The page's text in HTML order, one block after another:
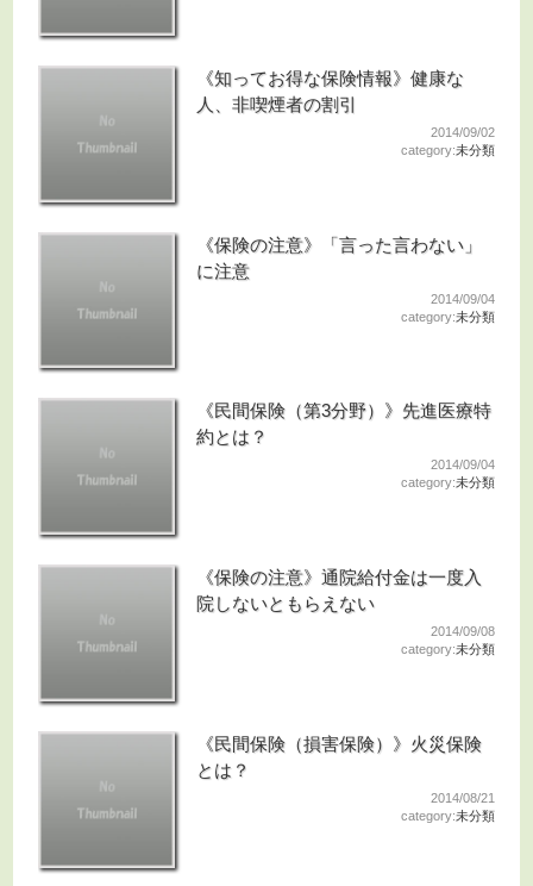
《知ってお得な保険情報》健康な
人、非喫煙者の割引
2014/09/02
category:未分類
《保険の注意》「言った言わない」
に注意
2014/09/04
category:未分類
《民間保険（第3分野）》先進医療特
約とは？
2014/09/04
category:未分類
《保険の注意》通院給付金は一度入
院しないともらえない
2014/09/08
category:未分類
《民間保険（損害保険）》火災保険
とは？
2014/08/21
category:未分類